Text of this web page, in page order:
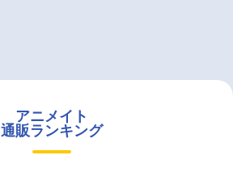
アニメイト
通販ランキング